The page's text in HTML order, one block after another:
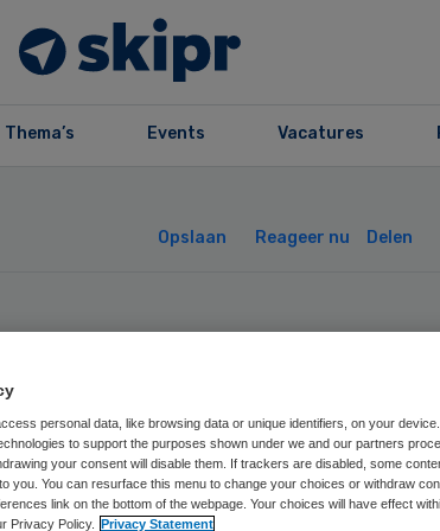
Thema’s Events Vacatures
Opslaan Reageer nu Delen
voor
personal data, like browsing data or unique identifiers, on your device.
to support the purposes shown under we and our partners
your consent will disable them. If trackers are disabled, some
you. You can resurface this menu to change your choices or withdraw
link on the bottom of the webpage. Your choices will have effect
Privacy Policy. Privacy Statement